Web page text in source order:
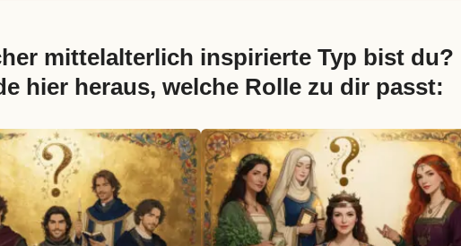
mittelalterlich inspirierte Typ bist du?
hier heraus, welche Rolle zu dir passt: